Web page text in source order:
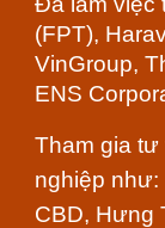
(FPT),
VinGroup,
ENS
Tham gia tư
nghiệp như:
CBD, Hưng